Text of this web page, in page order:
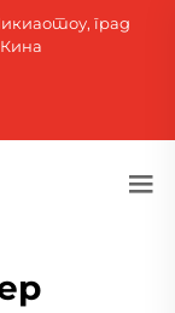
град